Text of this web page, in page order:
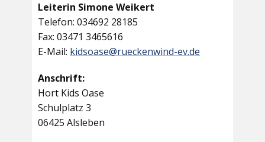
Leiterin Simone Weikert
Telefon: 034692 28185
Fax: 03471 3465616
E-Mail: kidsoase@rueckenwind-ev.de
Anschrift:
Hort Kids Oase
Schulplatz 3
06425 Alsleben